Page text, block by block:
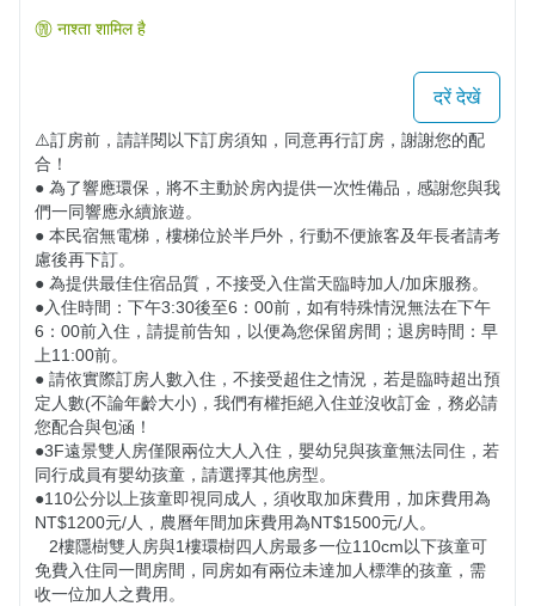
नाश्ता शामिल है
दरें देखें
⚠️訂房前，請詳閱以下訂房須知，同意再行訂房，謝謝您的配
合！
● 為了響應環保，將不主動於房內提供一次性備品，感謝您與我
們一同響應永續旅遊。
● 本民宿無電梯，樓梯位於半戶外，行動不便旅客及年長者請考
慮後再下訂。
● 為提供最佳住宿品質，不接受入住當天臨時加人/加床服務。
●入住時間：下午3:30後至6：00前，如有特殊情況無法在下午
6：00前入住，請提前告知，以便為您保留房間；退房時間：早
上11:00前。
● 請依實際訂房人數入住，不接受超住之情況，若是臨時超出預
定人數(不論年齡大小)，我們有權拒絕入住並沒收訂金，務必請
您配合與包涵！
​​​​●​​​3F遠景雙人房僅限兩位大人入住，嬰幼兒與孩童無法同住，若
同行成員有嬰幼孩童，請選擇其他房型。
​​●​​​110公分以上孩童即視同成人，須收取加床費用，加床費用為
NT$1200元/人，農曆年間加床費用為NT$1500元/人。
免費入住同一間房間，同房如有兩位未達加人標準的孩童，需
收一位加人之費用。